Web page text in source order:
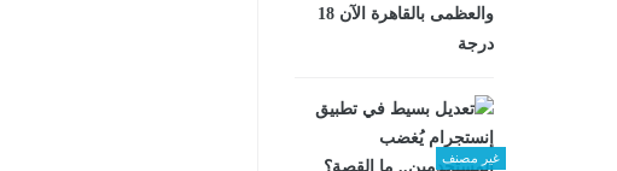
والعظمى بالقاهرة الآن 18
درجة
غير مصنف